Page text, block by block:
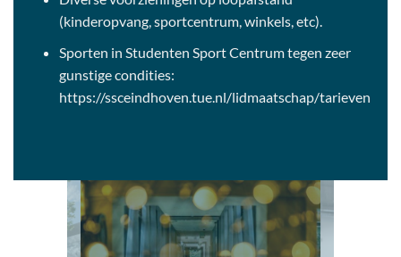
(kinderopvang, sportcentrum, winkels, etc).
Sporten in Studenten Sport Centrum tegen zeer
gunstige condities:
https://ssceindhoven.tue.nl/lidmaatschap/tarieven